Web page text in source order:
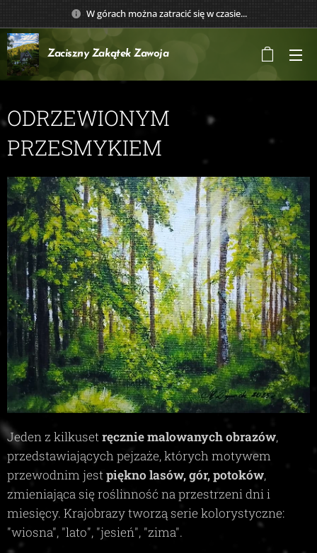
W górach można zatracić się w czasie...
Zaciszny Zakątek Zawoja
ODRZEWIONYM
PRZESMYKIEM
Jeden z kilkusetręcznie malowanych obrazów,
przedstawiających pejzaże, których motywem
przewodnim jestpiękno lasów, gór, potoków,
zmieniająca się roślinność na przestrzeni dni i
miesięcy. Krajobrazy tworzą serie kolorystyczne:
"wiosna", "lato", "jesień", "zima".